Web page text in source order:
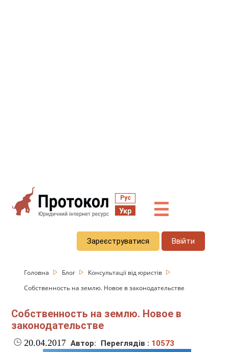
Рус
Укр ☰
Зареєструватися Ввійти
Головна Блог
Консультації від юристів
Собственность на землю. Новое в законодательстве
Собственность на землю. Новое в
законодательстве
20.04.2017 Автор: Переглядів : 10573